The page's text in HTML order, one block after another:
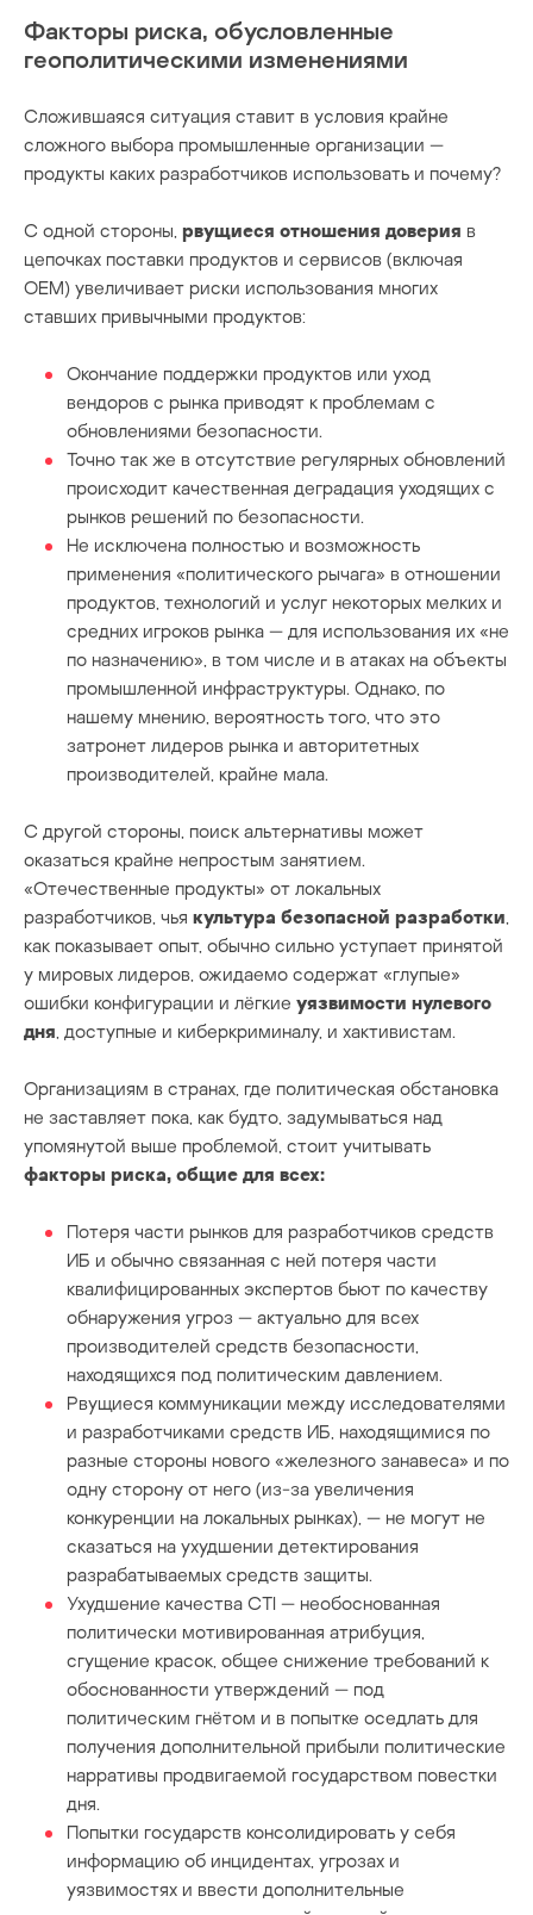
Факторы риска, обусловленные
геополитическими изменениями
Сложившаяся ситуация ставит в условия крайне
сложного выбора промышленные организации —
продукты каких разработчиков использовать и почему?
С одной стороны, рвущиеся отношения доверия в
цепочках поставки продуктов и сервисов (включая
OEM) увеличивает риски использования многих
ставших привычными продуктов:
Окончание поддержки продуктов или уход
вендоров с рынка приводят к проблемам с
обновлениями безопасности.
Точно так же в отсутствие регулярных обновлений
происходит качественная деградация уходящих с
рынков решений по безопасности.
Не исключена полностью и возможность
применения «политического рычага» в отношении
продуктов, технологий и услуг некоторых мелких и
средних игроков рынка — для использования их «не
по назначению», в том числе и в атаках на объекты
промышленной инфраструктуры. Однако, по
нашему мнению, вероятность того, что это
затронет лидеров рынка и авторитетных
производителей, крайне мала.
С другой стороны, поиск альтернативы может
оказаться крайне непростым занятием.
«Отечественные продукты» от локальных
разработчиков, чья культура безопасной разработки,
как показывает опыт, обычно сильно уступает принятой
у мировых лидеров, ожидаемо содержат «глупые»
ошибки конфигурации и лёгкие уязвимости нулевого
дня, доступные и киберкриминалу, и хактивистам.
Организациям в странах, где политическая обстановка
не заставляет пока, как будто, задумываться над
упомянутой выше проблемой, стоит учитывать
факторы риска, общие для всех:
Потеря части рынков для разработчиков средств
ИБ и обычно связанная с ней потеря части
квалифицированных экспертов бьют по качеству
обнаружения угроз — актуально для всех
производителей средств безопасности,
находящихся под политическим давлением.
Рвущиеся коммуникации между исследователями
и разработчиками средств ИБ, находящимися по
разные стороны нового «железного занавеса» и по
одну сторону от него (из-за увеличения
конкуренции на локальных рынках), — не могут не
сказаться на ухудшении детектирования
разрабатываемых средств защиты.
Ухудшение качества CTI — необоснованная
политически мотивированная атрибуция,
сгущение красок, общее снижение требований к
обоснованности утверждений — под
политическим гнётом и в попытке оседлать для
получения дополнительной прибыли политические
нарративы продвигаемой государством повестки
дня.
Попытки государств консолидировать у себя
информацию об инцидентах, угрозах и
уязвимостях и ввести дополнительные